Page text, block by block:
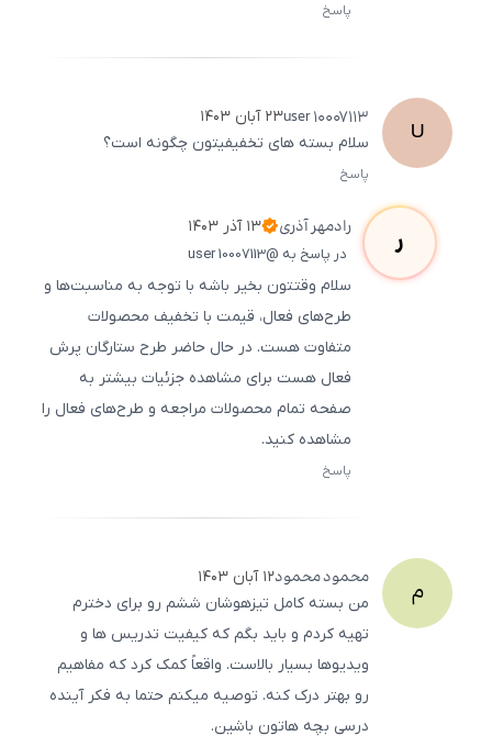
پاسخ
U
user10007113
۲۳ آبان ۱۴۰۳
سلام بسته های تخفیفیتون چگونه است؟
پاسخ
ر رادمهرآذری ۱۳ آذر ۱۴۰۳
در پاسخ به @user 10007113
سلام وقتتون بخیر باشه با توجه به مناسبت‌ها و
طرح‌های فعال، قیمت با تخفیف محصولات
متفاوت هست. در حال حاضر طرح ستارگان پرش
فعال هست برای مشاهده جزئیات بیشتر به
صفحه تمام محصولات مراجعه و طرح‌های فعال را
مشاهده کنید.
پاسخ
م محمودمحمود۱۲ آبان ۱۴۰۳
من بسته کامل تیزهوشان ششم رو برای دخترم
تهیه کردم و باید بگم که کیفیت تدریس ها و
ویدیوها بسیار بالاست. واقعاً کمک کرد که مفاهیم
رو بهتر درک کنه. توصیه میکنم حتما به فکر آینده
درسی بچه هاتون باشین.